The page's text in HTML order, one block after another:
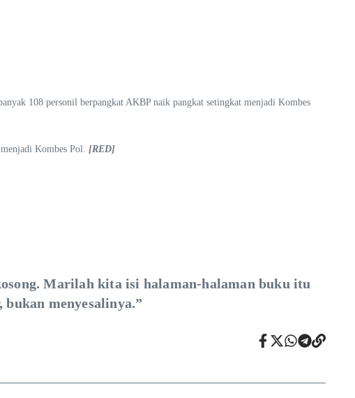
108 personil berpangkat AKBP naik pangkat setingkat menjadi Kombes
Kombes Pol. [RED]
Marilah kita isi halaman-halaman buku itu
menyesalinya.”